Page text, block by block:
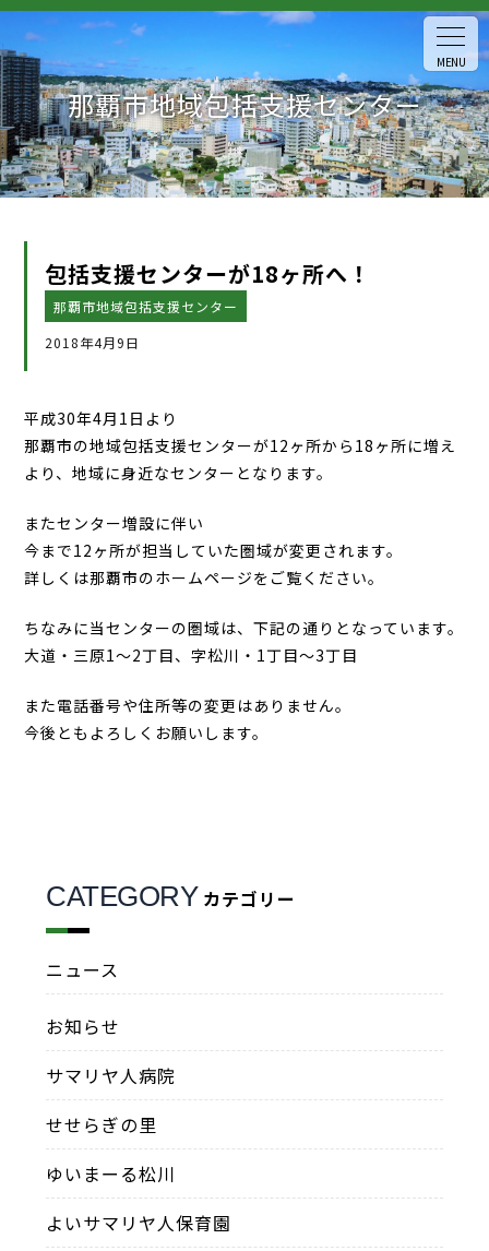
那覇市地域包括支援センター
包括支援センターが18ヶ所へ！
那覇市地域包括支援センター
2018年4月9日
平成30年4月1日より
那覇市の地域包括支援センターが12ヶ所から18ヶ所に増え
より、地域に身近なセンターとなります。
またセンター増設に伴い
今まで12ヶ所が担当していた圏域が変更されます。
詳しくは那覇市のホームページをご覧ください。
ちなみに当センターの圏域は、下記の通りとなっています。
大道・三原1～2丁目、字松川・1丁目～3丁目
また電話番号や住所等の変更はありません。
今後ともよろしくお願いします。
CATEGORY カテゴリー
ニュース
お知らせ
サマリヤ人病院
せせらぎの里
ゆいまーる松川
よいサマリヤ人保育園
MENU